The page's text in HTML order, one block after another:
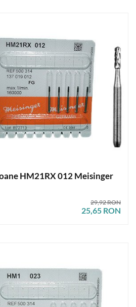
HM21RX 012 Meisinger
25,65 RON
29,92 RON